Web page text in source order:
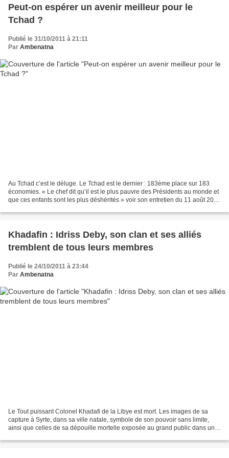
Peut-on espérer un avenir meilleur pour le
Tchad ?
Publié le 31/10/2011 à 21:11
Par Ambenatna
Au Tchad c’est le déluge. Le Tchad est le dernier : 183ème place sur 183
économies. « Le chef dit qu’il est le plus pauvre des Présidents au monde et
que ces enfants sont les plus déshérités » voir son entretien du 11 août 2011
Khadafin : Idriss Deby, son clan et ses alliés
tremblent de tous leurs membres
Publié le 24/10/2011 à 23:44
Par Ambenatna
Le Tout puissant Colonel Khadafi de la Libye est mort. Les images de sa
capture à Syrte, dans sa ville natale, symbole de son pouvoir sans limite,
ainsi que celles de sa dépouille mortelle exposée au grand public dans une